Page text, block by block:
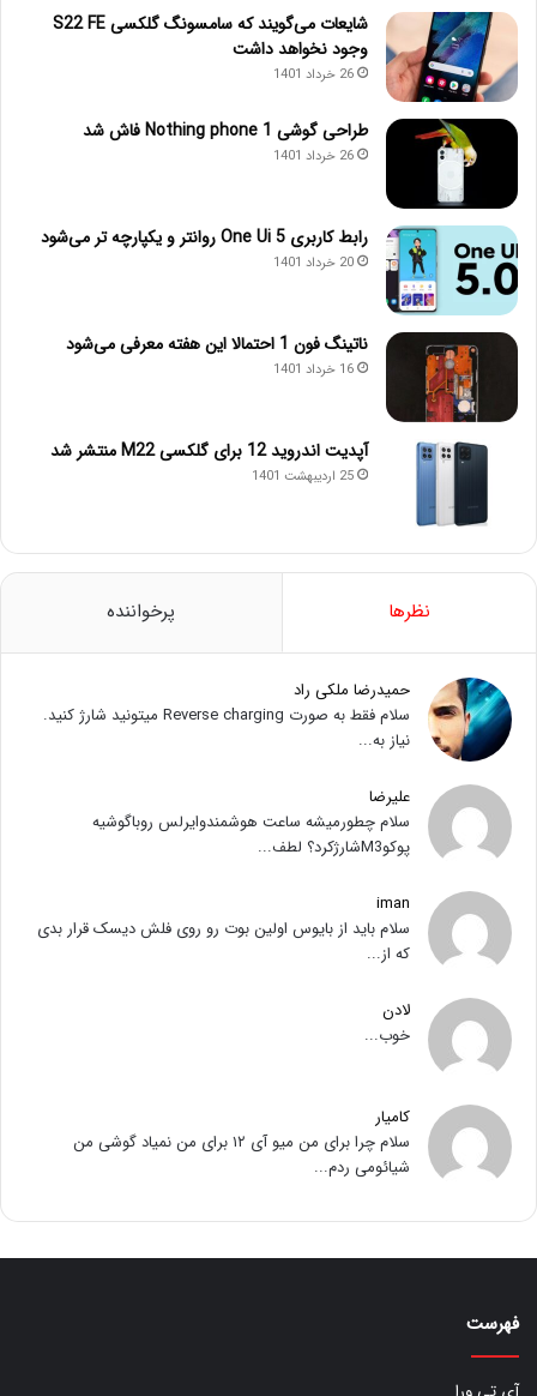
شایعات می‌گویند که سامسونگ گلکسی S22 FE
وجود نخواهد داشت
26 خرداد 1401
طراحی گوشی Nothing phone 1 فاش شد
26 خرداد 1401
رابط کاربری One Ui 5 روانتر و یکپارچه تر می‌شود
20 خرداد 1401
ناتینگ فون 1 احتمالا این هفته معرفی می‌شود
16 خرداد 1401
آپدیت اندروید 12 برای گلکسی M22 منتشر شد
25 اردیبهشت 1401
نظرها پرخواننده
حمیدرضا ملکی راد
سلام فقط به صورت Reverse charging میتونید شارژ کنید.
نیاز به...
علیرضا
سلام چطورمیشه ساعت هوشمندوایرلس روباگوشیه
پوکوM3شارژکرد؟ لطف...
iman
سلام باید از بایوس اولین بوت رو روی فلش دیسک قرار بدی
که از...
لادن
خوب...
کامیار
سلام چرا برای من میو آی ۱۲ برای من نمیاد گوشی من
شیائومی ردم...
فهرست